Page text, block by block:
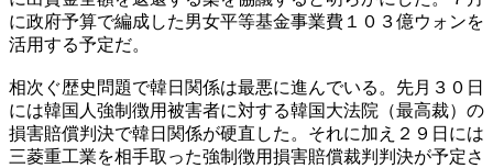
に政府予算で編成した男女平等基金事業費１０３億ウォンを
活用する予定だ。
相次ぐ歴史問題で韓日関係は最悪に進んでいる。先月３０日
には韓国人強制徴用被害者に対する韓国大法院（最高裁）の
損害賠償判決で韓日関係が硬直した。それに加え２９日には
三菱重工業を相手取った強制徴用損害賠償裁判判決が予定さ